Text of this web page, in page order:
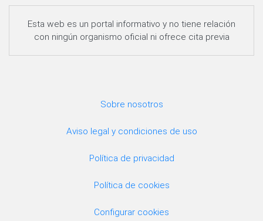
Esta web es un portal informativo y no tiene relación
con ningún organismo oficial ni ofrece cita previa
Sobre nosotros
Aviso legal y condiciones de uso
Política de privacidad
Política de cookies
Configurar cookies